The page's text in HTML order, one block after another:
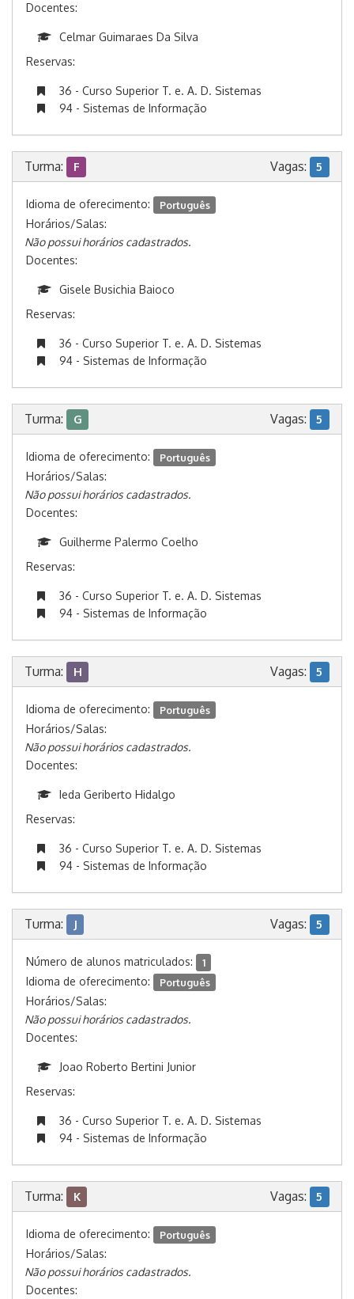
Docentes:
Celmar Guimaraes Da Silva
Reservas:
36 - Curso Superior T. e. A. D. Sistemas
94 - Sistemas de Informação
Turma: F Vagas: 5
Idioma de oferecimento: Português
Horários/Salas:
Não possui horários cadastrados.
Docentes:
Gisele Busichia Baioco
Reservas:
36 - Curso Superior T. e. A. D. Sistemas
94 - Sistemas de Informação
Turma: G Vagas: 5
Idioma de oferecimento: Português
Horários/Salas:
Não possui horários cadastrados.
Docentes:
Guilherme Palermo Coelho
Reservas:
36 - Curso Superior T. e. A. D. Sistemas
94 - Sistemas de Informação
Turma: H Vagas: 5
Idioma de oferecimento: Português
Horários/Salas:
Não possui horários cadastrados.
Docentes:
Ieda Geriberto Hidalgo
Reservas:
36 - Curso Superior T. e. A. D. Sistemas
94 - Sistemas de Informação
Turma: J Vagas: 5
Número de alunos matriculados: 1
Idioma de oferecimento: Português
Horários/Salas:
Não possui horários cadastrados.
Docentes:
Joao Roberto Bertini Junior
Reservas:
36 - Curso Superior T. e. A. D. Sistemas
94 - Sistemas de Informação
Turma: K Vagas: 5
Idioma de oferecimento: Português
Horários/Salas:
Não possui horários cadastrados.
Docentes: